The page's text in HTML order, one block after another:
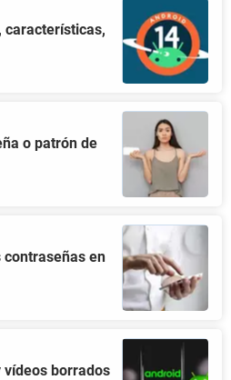
características,
o patrón de
contraseñas en
borrados